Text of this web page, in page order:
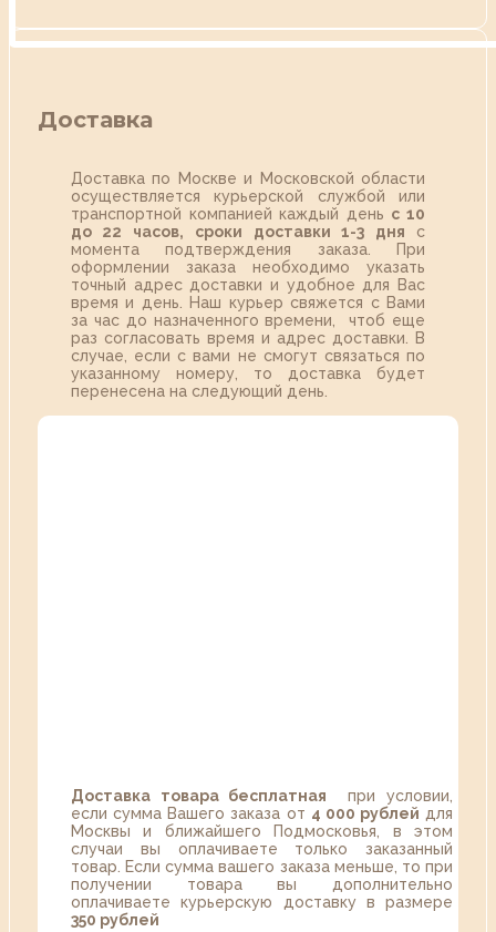
Доставка
Доставка по Москве и Московской области
осуществляется курьерской службой или
транспортной компанией каждый день с 10
до 22 часов,
сроки доставки 1-3 дня с
момента подтверждения заказа. При
оформлении заказа необходимо указать
точный адрес доставки и удобное для Вас
время и день. Наш курьер свяжется с Вами
за час до назначенного времени, чтоб еще
раз согласовать время и адрес доставки. В
случае, если с вами не смогут связаться по
указанному номеру, то доставка будет
перенесена на следующий день.
Доставка товара бесплатная при условии,
если сумма Вашего заказа от 4 000 рублей для
Москвы и ближайшего Подмосковья, в этом
случаи вы оплачиваете только заказанный
товар. Если сумма вашего заказа меньше, то при
получении товара вы дополнительно
оплачиваете курьерскую доставку в размере
350 рублей